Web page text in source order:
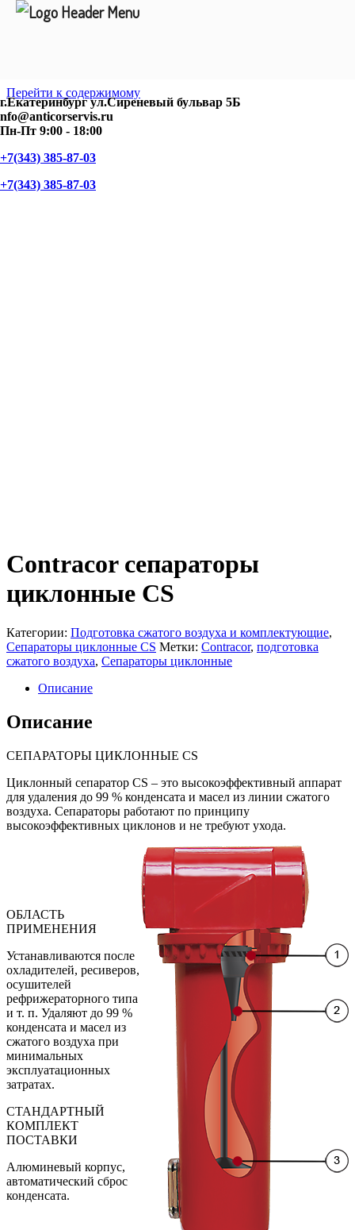
Перейти к содержимому
Contracor сепараторы
циклонные CS
Категории: Подготовка сжатого воздуха и комплектующие,
Сепараторы циклонные CS Метки: Contracor, подготовка
сжатого воздуха, Сепараторы циклонные
Описание
Описание
СЕПАРАТОРЫ ЦИКЛОННЫЕ CS
Циклонный сепаратор CS – это высокоэффективный аппарат
для удаления до 99 % конденсата и масел из линии сжатого
воздуха. Сепараторы работают по принципу
высокоэффективных циклонов и не требуют ухода.
ОБЛАСТЬ
ПРИМЕНЕНИЯ
Устанавливаются после
охладителей, ресиверов,
осушителей
рефрижераторного типа
и т. п. Удаляют до 99 %
конденсата и масел из
сжатого воздуха при
минимальных
эксплуатационных
затратах.
СТАНДАРТНЫЙ
КОМПЛЕКТ
ПОСТАВКИ
Алюминевый корпус,
автоматический сброс
конденсата.
г.Екатеринбург ул.Сиреневый бульвар 5Б
nfo@anticorservis.ru
Пн-Пт 9:00 - 18:00
+7(343) 385-87-03
+7(343) 385-87-03